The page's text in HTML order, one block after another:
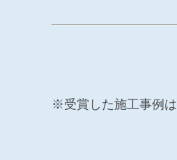
※受賞した施工事例は